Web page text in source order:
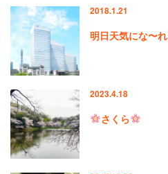
2018.1.21
明日天気にな〜れ
2023.4.18
さくら